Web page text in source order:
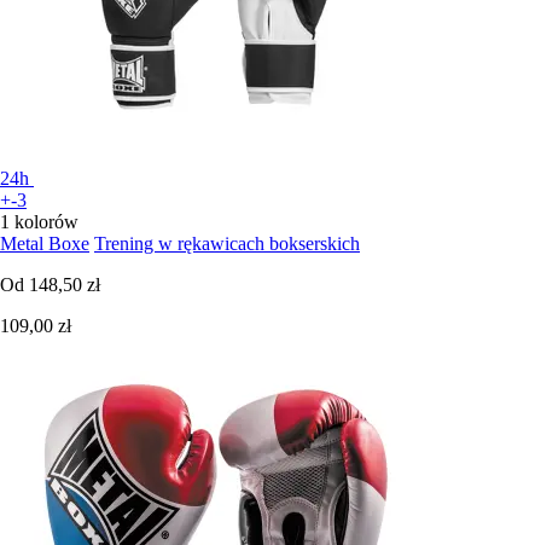
24h
+-3
1 kolorów
Metal Boxe Trening w rękawicach bokserskich
Od 148,50 zł
109,00 zł